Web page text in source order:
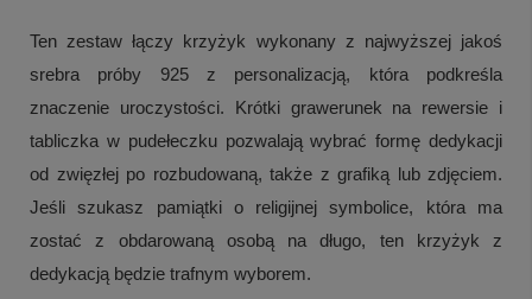
Ten zestaw łączy krzyżyk wykonany z najwyższej jakoś
srebra próby 925 z personalizacją, która podkreśla
znaczenie uroczystości. Krótki grawerunek na rewersie i
tabliczka w pudełeczku pozwalają wybrać formę dedykacji
od zwięzłej po rozbudowaną, także z grafiką lub zdjęciem.
Jeśli szukasz pamiątki o religijnej symbolice, która ma
zostać z obdarowaną osobą na długo, ten krzyżyk z
dedykacją będzie trafnym wyborem.